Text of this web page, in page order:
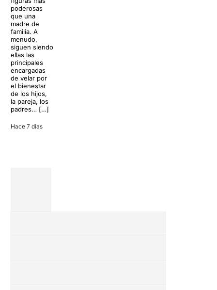
poderosas
que una
madre de
familia. A
menudo,
siguen siendo
ellas las
principales
encargadas
de velar por
el bienestar
de los hijos,
la pareja, los
padres… […]
Hace 7 dias